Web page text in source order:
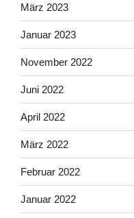
März 2023
Januar 2023
November 2022
Juni 2022
April 2022
März 2022
Februar 2022
Januar 2022